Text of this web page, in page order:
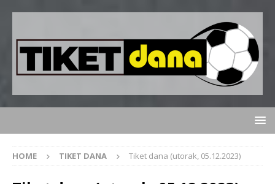
HOME TIKET DANA Tiket dana (utorak, 05.12.2023)